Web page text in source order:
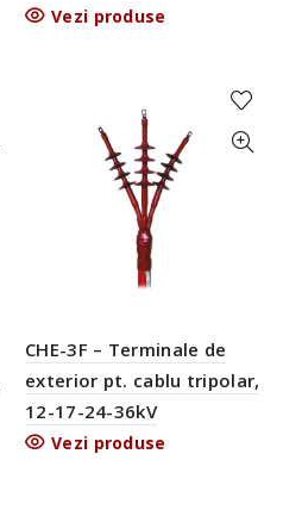
Vezi produse
CHE-3F – Terminale de
exterior pt. cablu tripolar,
12-17-24-36kV
Vezi produse